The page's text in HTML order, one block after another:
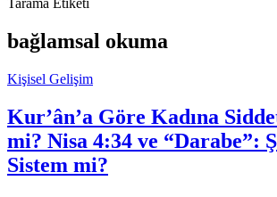
Tarama Etiketi
bağlamsal okuma
Kişisel Gelişim
Kur’ân’a Göre Kadına
mi? Nisa 4:34 ve “Darabe”:
Sistem mi?